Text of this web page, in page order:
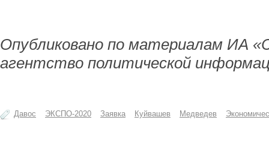
Опубликовано по материалам ИА
агентство политической
Давос ЭКСПО-2020 Заявка Куйвашев Медведев